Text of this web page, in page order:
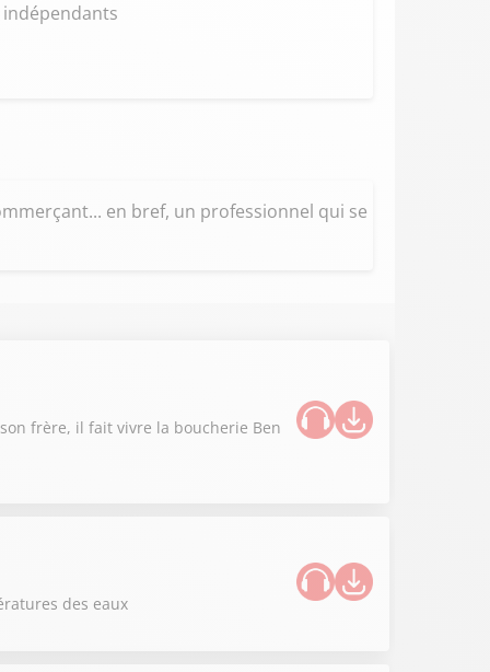
indépendants
en bref, un professionnel qui se
frère, il fait vivre la boucherie Ben
des eaux